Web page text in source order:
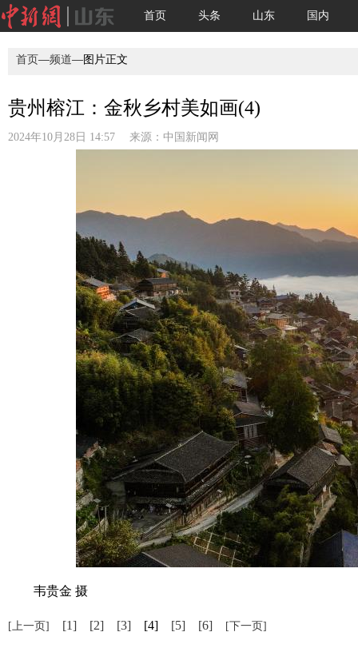
首页 头条 山东 国内
首页—频道—图片正文
贵州榕江：金秋乡村美如画(4)
2024年10月28日 14:57 来源： 中国新闻网
韦贵金 摄
[上一页] [1] [2] [3] [4] [5] [6] [下一页]